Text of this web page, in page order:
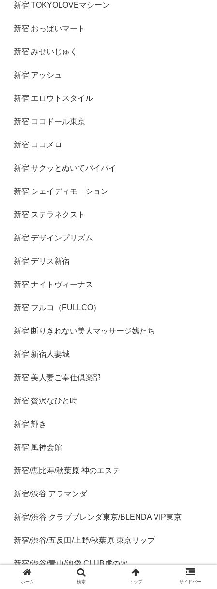
新宿 TOKYOLOVEマシーン
新宿 おっぱいマート
新宿 みせいじゅく
新宿 アッシュ
新宿 エロウトスタイル
新宿 ココドール東京
新宿 ココメロ
新宿 サクッとぬいてバイバイ
新宿 シェイディモーション
新宿 ステラネクスト
新宿 デザインプリズム
新宿 デリス新宿
新宿 ナイトヴィーナス
新宿 フルコ（FULLCO）
新宿 断りきれない美人マッサージ嬢たち
新宿 新宿人妻城
新宿 美人妻ご奉仕倶楽部
新宿 贅沢なひと時
新宿 輝き
新宿 風神会館
新宿/恵比寿/秋葉原 神のエステ
新宿/渋谷 アラマンダ
新宿/渋谷 クラブブレンダ東京/BLENDA VIP東京
新宿/渋谷/五反田/上野/秋葉原 東京リップ
新宿/渋谷/青山/池袋 CLUB虎の穴
ホーム 検索 トップ サイドバー